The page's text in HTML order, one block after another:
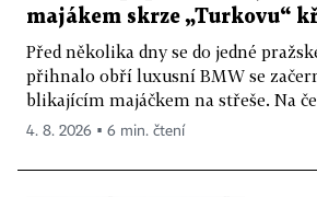
majákem skrze „Turkovu“
Před několika dny se do jedné
přihnalo obří luxusní BMW se
blikajícím majáčkem na střeše. Na
4. 8. 2026 ▪ 6 min. čtení